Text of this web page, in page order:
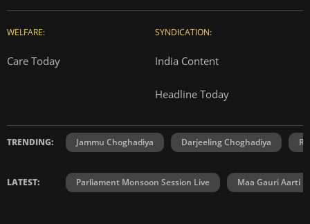
WELFARE:
Care Today
SYNDICATION:
India Content
Headline Today
TRENDING: Jammu Choghadiya Darjeeling Choghadiya
LATEST: Parliament Monsoon Session Live Maa Gauri Aarti